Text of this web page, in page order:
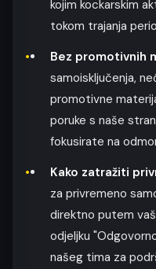
kojim kockarskim
tokom trajanja
Bez promotivnih
samoisključenja,
promotivne
poruke s naše
fokusirate na
Kako zatražiti
za privremeno
direktno putem
odjeljku
našeg tima za